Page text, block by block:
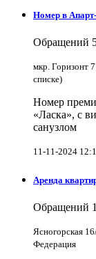
Номер в
Обращений
мкр. Горизонт
списке)
Номер
«Ласка», с
санузлом
11-11-2024
Аренда
Обращений
Ясногорская
Федерация